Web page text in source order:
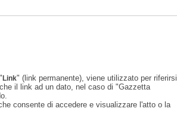
Link" (link permanente), viene utilizzato per riferirsi
il link ad un dato, nel caso di "Gazzetta
consente di accedere e visualizzare l'atto o la